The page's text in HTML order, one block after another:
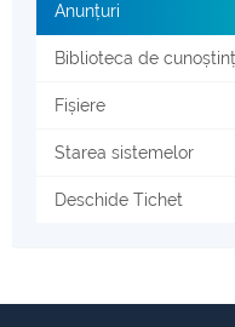
Anunțuri
Biblioteca de
Fișiere
Starea sistemelor
Deschide Tichet